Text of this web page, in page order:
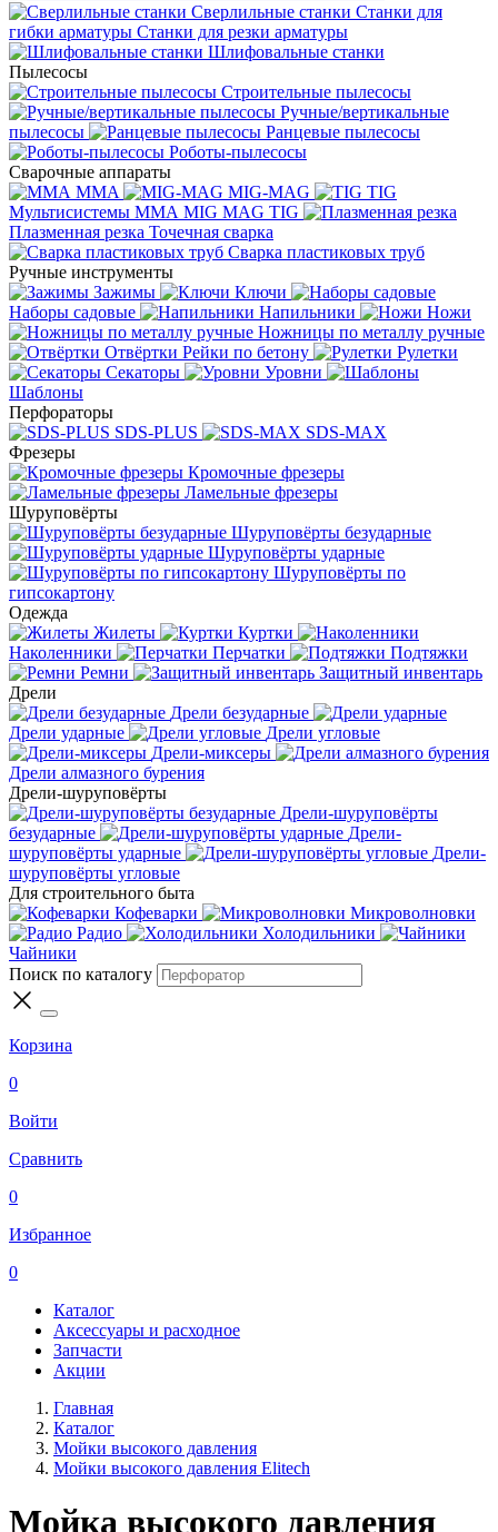
Сверлильные станки Станки для
гибки арматуры Станки для резки арматуры
Шлифовальные станки
Пылесосы
Строительные пылесосы
Ручные/вертикальные
пылесосы
Ранцевые пылесосы
Роботы-пылесосы
Сварочные аппараты
MMA
MIG-MAG
TIG
Мультисистемы ММА MIG MAG TIG
Плазменная резка Точечная сварка
Cварка пластиковых труб
Ручные инструменты
Зажимы
Ключи
Наборы садовые
Напильники
Ножи
Ножницы по металлу ручные
Отвёртки Рейки по бетону
Рулетки
Секаторы
Уровни
Шаблоны
Перфораторы
SDS-PLUS
SDS-MAX
Фрезеры
Кромочные фрезеры
Ламельные фрезеры
Шуруповёрты
Шуруповёрты безударные
Шуруповёрты ударные
Шуруповёрты по
гипсокартону
Одежда
Жилеты
Куртки
Наколенники
Перчатки
Подтяжки
Ремни
Защитный инвентарь
Дрели
Дрели безударные
Дрели ударные
Дрели угловые
Дрели-миксеры
Дрели алмазного бурения
Дрели-шуруповёрты
Дрели-шуруповёрты
безударные
Дрели-
шуруповёрты ударные
Дрели-
шуруповёрты угловые
Для строительного быта
Кофеварки
Микроволновки
Радио
Холодильники
Чайники
Поиск по каталогу
Корзина
0
Войти
Сравнить
0
Избранное
0
Каталог
Аксессуары и расходное
Запчасти
Акции
Главная
Каталог
Мойки высокого давления
Мойки высокого давления Elitech
Мойка высокого давления